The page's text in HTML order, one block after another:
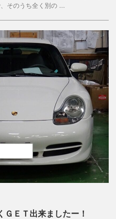
そのうち全く別の ...
ＧＥＴ出来ましたー！